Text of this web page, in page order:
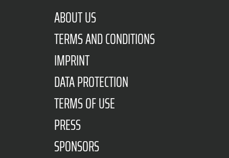
ABOUT US
TERMS AND CONDITIONS
IMPRINT
DATA PROTECTION
TERMS OF USE
PRESS
SPONSORS